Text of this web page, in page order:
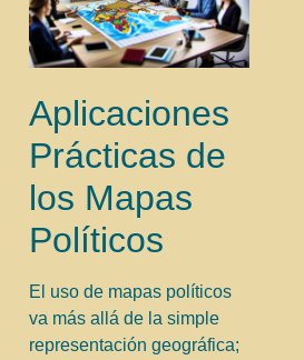
Aplicaciones
Prácticas de
los Mapas
Políticos
El uso de mapas políticos
va más allá de la simple
representación geográfica;